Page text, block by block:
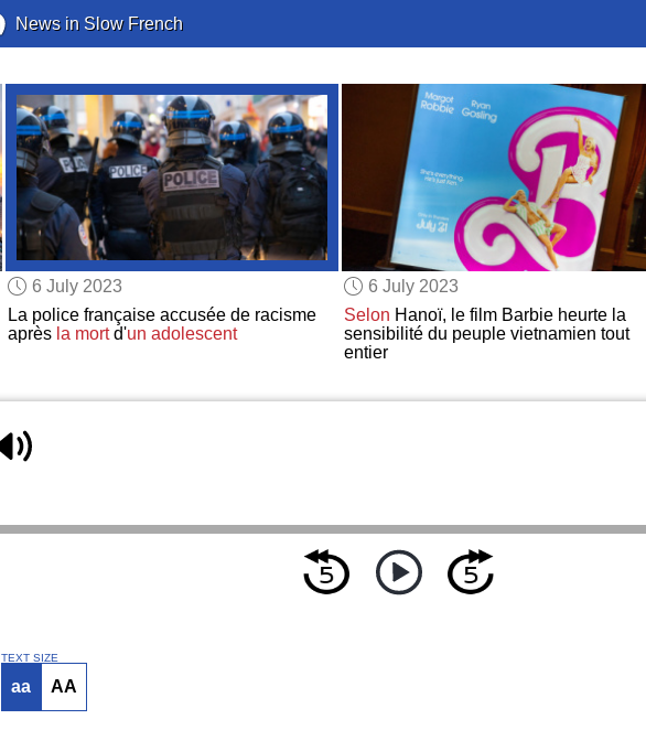
News in Slow French
6 July 2023
La police française accusée de racisme
après la mortd'un adolescent
6 July 2023
Selon Hanoï, le film Barbie heurte la
sensibilité du peuple vietnamien tout
entier
TEXT SIZE
aa AA